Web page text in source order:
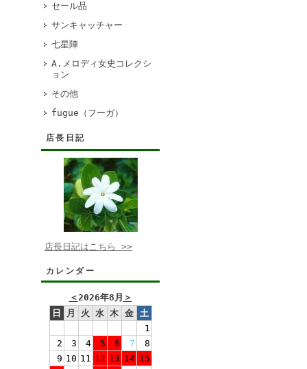
セール品
サンキャッチャー
七星陣
A.メロディ女史コレクシ
ョン
その他
fugue（フーガ）
店長日記
店長日記はこちら >>
カレンダー
＜2026年8月 ＞
日
月 火 水 木 金
土
1
2
3 4 5 6 7
8
9 10 11 12 13 14 15